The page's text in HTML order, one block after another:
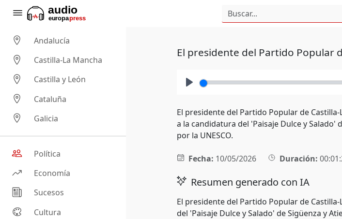
Andalucía
Castilla-La Mancha
Castilla y León
Cataluña
Galicia
Política
Economía
Sucesos
Cultura
El presidente del Partido Popular
El presidente del Partido Popular de
a la candidatura del 'Paisaje Dulce y
por la UNESCO.
Fecha: 10/05/2026 Duración:
Resumen generado con IA
El presidente del Partido Popular de
del 'Paisaje Dulce y Salado' de Sigüenza y